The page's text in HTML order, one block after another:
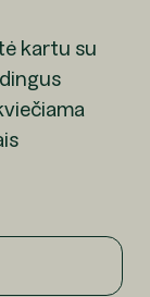
kartu su